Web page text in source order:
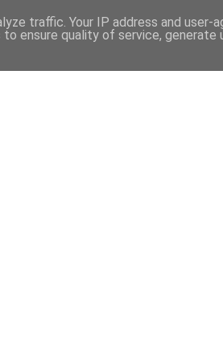
traffic. Your IP address and user-
ensure quality of service, generate